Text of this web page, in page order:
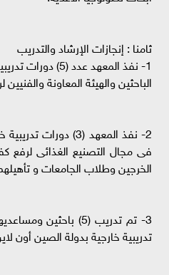
ثامنا : إنجازات الإرشاد والتدريب
الباحثين والهيئة المعاونة
فى مجال التصنيع الغذائى لرفع
الخرجين وطلاب الجامعات و
تدريبية خارجية بدولة الصين أون